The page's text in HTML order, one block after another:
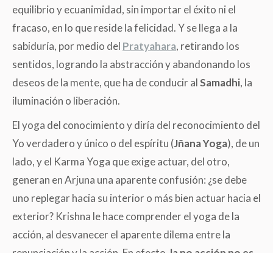
equilibrio y ecuanimidad, sin importar el éxito ni el
fracaso, en lo que reside la felicidad. Y se llega a la
sabiduría, por medio del Pratyahara, retirando los
sentidos, logrando la abstracción y abandonando los
deseos de la mente, que ha de conducir alSamadhi, la
iluminación o liberación.
El yoga del conocimiento y diría del reconocimiento del
Yo verdadero y único o del espíritu (Jñana Yoga), de un
lado, y el Karma Yoga que exige actuar, del otro,
generan en Arjuna una aparente confusión: ¿se debe
uno replegar hacia su interior o más bien actuar hacia el
exterior? Krishna le hace comprender el yoga de la
acción, al desvanecer el aparente dilema entre la